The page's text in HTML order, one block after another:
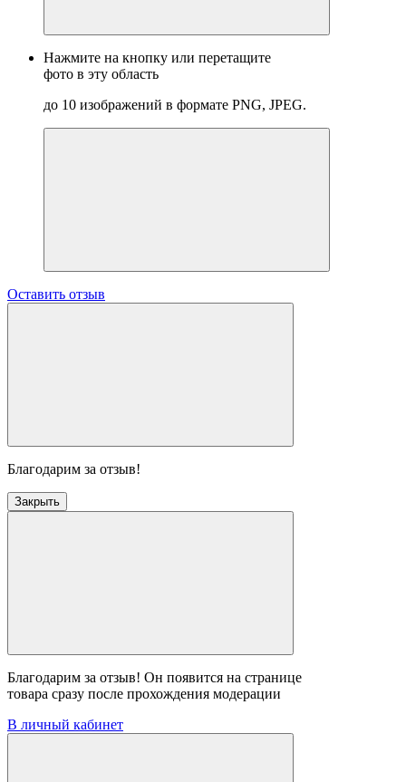
Нажмите на кнопку или перетащите
фото в эту область
до 10 изображений в формате PNG, JPEG.
Оставить отзыв
Благодарим за отзыв!
Закрыть
Благодарим за отзыв! Он появится на странице
товара сразу после прохождения модерации
В личный кабинет